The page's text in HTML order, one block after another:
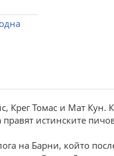
Крег Томас и Мат
истинските
на Барни, който